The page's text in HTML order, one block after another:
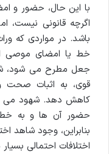
با این حال، حضور و
اگرچه قانونی نیست،
باشد. در مواردی که
خط یا امضای موصی
جعل مطرح می شود،
قوی، به اثبات صحت
کاهش دهد. شهود می
حضور آن ها و به
بنابراین، وجود شاهد
اختلافات احتمالی